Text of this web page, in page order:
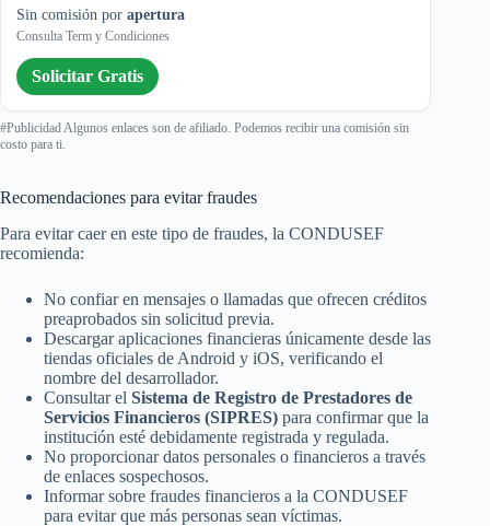
Sin comisión por apertura
Consulta Term y Condiciones
Solicitar Gratis
#Publicidad Algunos enlaces son de afiliado. Podemos recibir una comisión sin
costo para ti.
Recomendaciones para evitar fraudes
Para evitar caer en este tipo de fraudes, la CONDUSEF
recomienda:
No confiar en mensajes o llamadas que ofrecen créditos
preaprobados sin solicitud previa.
Descargar aplicaciones financieras únicamente desde las
tiendas oficiales de Android y iOS, verificando el
nombre del desarrollador.
Consultar el Sistema de Registro de Prestadores de
Servicios Financieros (SIPRES) para confirmar que la
institución esté debidamente registrada y regulada.
No proporcionar datos personales o financieros a través
de enlaces sospechosos.
Informar sobre fraudes financieros a la CONDUSEF
para evitar que más personas sean víctimas.